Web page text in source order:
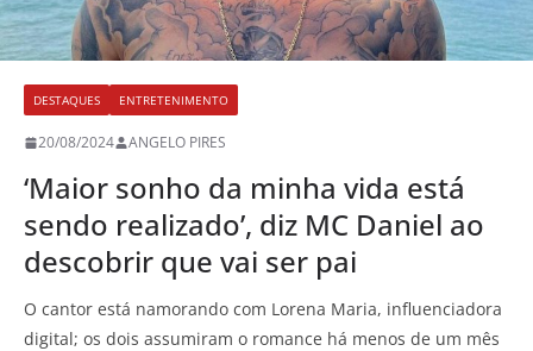
DESTAQUES ENTRETENIMENTO
20/08/2024 ANGELO PIRES
‘Maior sonho da minha vida está
sendo realizado’, diz MC Daniel ao
descobrir que vai ser pai
O cantor está namorando com Lorena Maria, influenciadora
digital; os dois assumiram o romance há menos de um mês